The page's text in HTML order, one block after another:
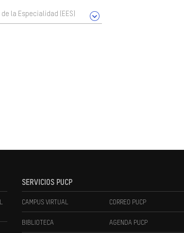
la Especialidad (EES)
SERVICIOS PUCP
CAMPUS VIRTUAL CORREO PUCP
BIBLIOTECA AGENDA PUCP